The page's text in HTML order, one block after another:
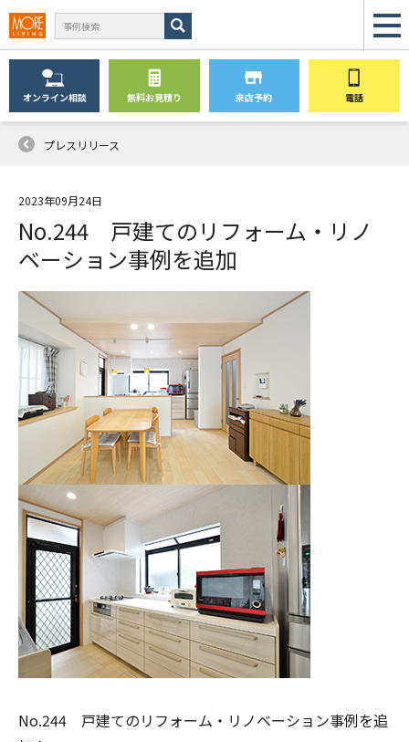
オンライン相談 無料お見積り 来店予約 電話
プレスリリース
2023年09月24日
No.244 戸建てのリフォーム・リノ
ベーション事例を追加
No.244 戸建てのリフォーム・リノベーション事例を追